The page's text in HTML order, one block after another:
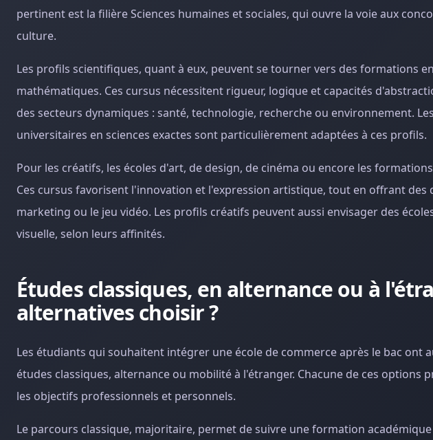
pertinent est la filière Sciences humaines et sociales, qui ouvre la voie aux
culture.
Les profils scientifiques, quant à eux, peuvent se tourner vers des formations
mathématiques. Ces cursus nécessitent rigueur, logique et capacités
des secteurs dynamiques : santé, technologie, recherche ou environnement.
universitaires en sciences exactes sont particulièrement adaptées à ces profils.
Pour les créatifs, les écoles d'art, de design, de cinéma ou encore les
Ces cursus favorisent l'innovation et l'expression artistique, tout en offrant des
marketing ou le jeu vidéo. Les profils créatifs peuvent aussi envisager des
visuelle, selon leurs affinités.
Études classiques, en alternance ou à
alternatives choisir ?
Les étudiants qui souhaitent intégrer une école de commerce après le bac ont
études classiques, alternance ou mobilité à l'étranger. Chacune de ces options
les objectifs professionnels et personnels.
Le parcours classique, majoritaire, permet de suivre une formation